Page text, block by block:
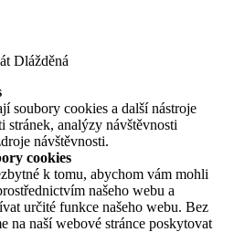
Dlážděná
soubory cookies a další nástroje
stránek, analýzy návštěvnosti
návštěvnosti.
cookies
k tomu, abychom vám mohli
našeho webu a
určité funkce našeho webu. Bez
na naší webové stránce poskytovat